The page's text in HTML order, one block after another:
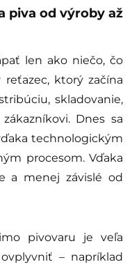
piva od výroby až
len ako niečo, čo
ktorý začína
skladovanie,
Dnes sa
technologickým
procesom. Vďaka
a menej závislé od
pivovaru je veľa
– napríklad